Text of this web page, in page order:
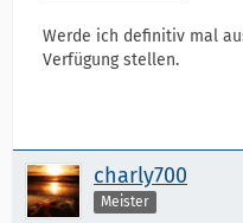
Werde ich definitiv mal
Verfügung stellen.
charly700
Meister